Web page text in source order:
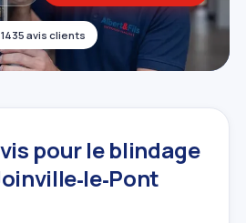
1435 avis clients
pour le blindage